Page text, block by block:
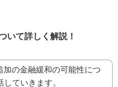
いて詳しく解説！
加の金融緩和の可能性につ
ていきます。